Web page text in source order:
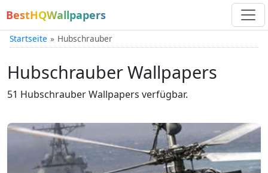
BestHQWallpapers
Startseite Hubschrauber
Hubschrauber Wallpapers
51 Hubschrauber Wallpapers verfügbar.